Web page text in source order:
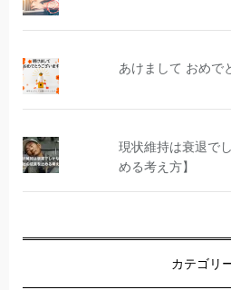
あけまして おめで
現状維持は衰退で
める考え方】
カテゴリ